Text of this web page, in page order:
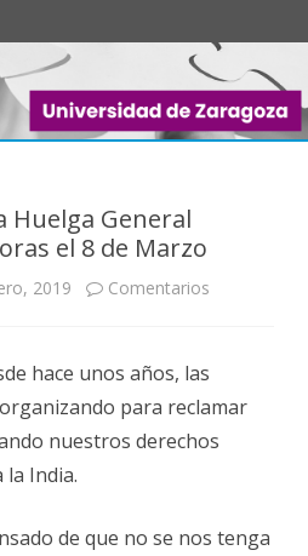
Saltar
Huelga General
el 8 de Marzo
2019 Comentarios
hace unos años, las
para reclamar
nuestros derechos
India.
de que no se nos tenga